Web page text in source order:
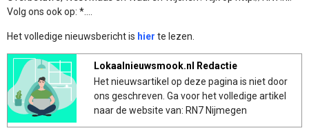
Volg ons ook op: *....
Het volledige nieuwsbericht is hier te lezen.
Lokaalnieuwsmook.nl Redactie
Het nieuwsartikel op deze pagina is niet door
ons geschreven. Ga voor het volledige artikel
naar de website van: RN7 Nijmegen